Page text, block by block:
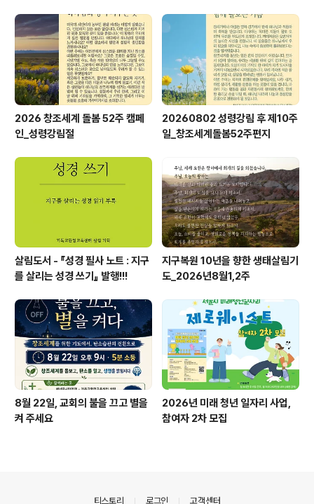
2026 창조세계 돌봄 52주 캠페
인_성령강림절
20260802 성령강림 후 제10주
일_창조세계돌봄52주편지
살림도서 - 『성경 필사 노트 : 지구
를 살리는 성경 쓰기』 발행!!!
지구복원 10년을 향한 생태살림기
도_2026년8월1,2주
8월 22일, 교회의 불을 끄고 별을
켜 주세요
2026년 미래 청년 일자리 사업,
참여자 2차 모집
티스토리 로그인 고객센터